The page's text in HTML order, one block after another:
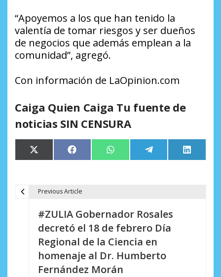
“Apoyemos a los que han tenido la
valentía de tomar riesgos y ser dueños
de negocios que además emplean a la
comunidad”, agregó.
Con información de LaOpinion.com
Caiga Quien Caiga Tu fuente de
noticias SIN CENSURA
Compartir
en
X
(Twitter)
Compartir
en
Facebook Compartir
en
WhatsApp Compartir
en
Telegram
en
LinkedIn
Previous Article
#ZULIA Gobernador Rosales
decretó el 18 de febrero Día
Regional de la Ciencia en
homenaje al Dr. Humberto
Fernández Morán